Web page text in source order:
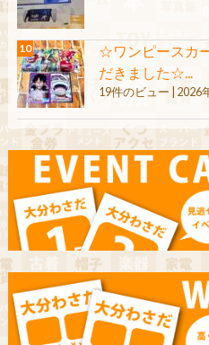
☆ワンピースカ
だきました☆...
19件のビュー 2026